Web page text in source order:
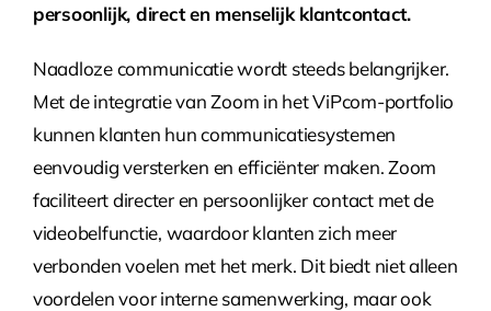
persoonlijk, direct en menselijk klantcontact.
Naadloze communicatie wordt steeds belangrijker.
Met de integratie van Zoom in het ViPcom-portfolio
kunnen klanten hun communicatiesystemen
eenvoudig versterken en efficiënter maken. Zoom
faciliteert directer en persoonlijker contact met de
videobelfunctie, waardoor klanten zich meer
verbonden voelen met het merk. Dit biedt niet alleen
voordelen voor interne samenwerking, maar ook